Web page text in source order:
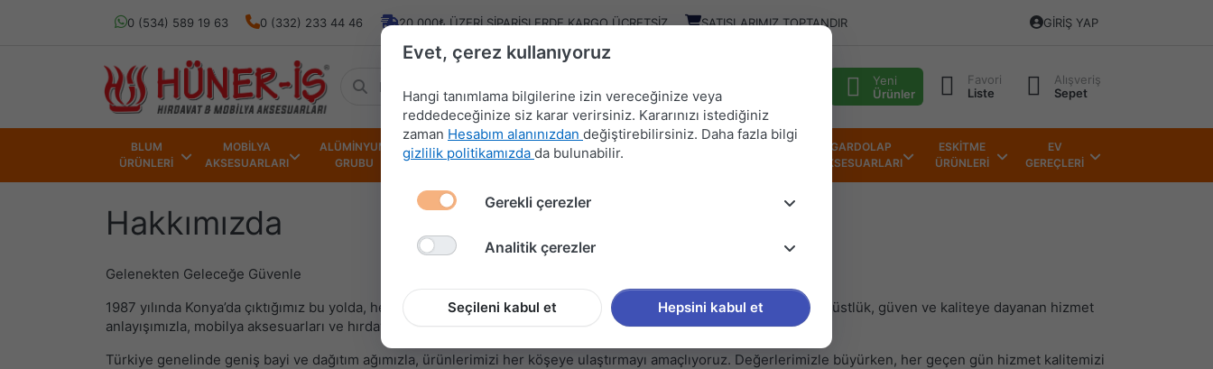
0 (534) 589 19 63 0 (332) 233 44 46 20.000₺ ÜZERI SIPARIŞLERDE KARGO ÜCRETSIZ SATIŞLARIMIZ TOPTANDIR GIRIŞ YAP
Yeni
Ürünler
Favori
Liste
Alışveriş
Sepet
BLUM
ÜRÜNLERİ
MOBİLYA
AKSESUARLARI
ALÜMİNYUM
GRUBU
HIRDAVAT
MALZEMELERİ
MUTFAK
AKSESUARLARI
GARDOLAP
AKSESUARLARI
ESKİTME
ÜRÜNLERİ
EV
GEREÇLERİ
Hakkımızda
Gelenekten Geleceğe Güvenle
1987 yılında Konya’da çıktığımız bu yolda, hem köklerimize bağlı kalmayı hem de sürekli gelişmeyi ilke edindik. Dürüstlük, güven ve kaliteye dayanan hizmet
anlayışımızla, mobilya aksesuarları ve hırdavat malzemeleri alanında yıllardır sektörde sağlam adımlarla ilerliyoruz.
Türkiye genelinde geniş bayi ve dağıtım ağımızla, ürünlerimizi her köşeye ulaştırmayı amaçlıyoruz. Değerlerimizle büyürken, her geçen gün hizmet kalitemizi
Evet, çerez kullanıyoruz
Hangi tanımlama bilgilerine izin vereceğinize veya
reddedeceğinize siz karar verirsiniz. Kararınızı istediğiniz
zaman Hesabım alanınızdan değiştirebilirsiniz. Daha fazla bilgi
gizlilik politikamızda da bulunabilir.
Gerekli çerezler
Analitik çerezler
Seçileni kabul et Hepsini kabul et